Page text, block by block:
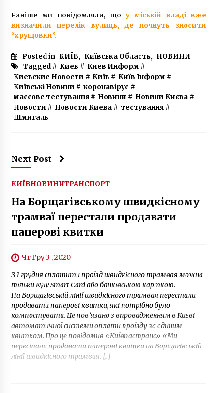
Раніше ми повідомляли, що у міській владі вже
визначили перелік вулиць, де почнуть зносити
“хрущовки”.
Posted in КИЇВ, Київська Область, НОВИНИ
Tagged # Киев # Киев Информ #
Киевские Новости # Київ # Київ Інформ #
Київські Новини # коронавірус #
массове тестування# Новини # Новини Києва#
Новости # Новости Киева# тестування#
Шмигаль
Next Post
КИЇВНОВИНИТРАНСПОРТ
На Борщагівському швидкісному
трамваї перестали продавати
паперові квитки
Чт Гру 3 , 2020
З 1 грудня сплатити проїзд швидкісного трамвая можна
тільки Kyiv Smart Card або банківською карткою.
На Борщагівській лінії швидкісного трамвая перестали
продавати паперові квитки, які потрібно було
компостувати. Це пов’язано з впровадженням в Києві
автоматичної системи оплати проїзду за єдиним
квитком. Про це повідомив «Київпастранс» «Ми
перестали продавати паперові квитки на Борщагівській
лінії швидкісного трамвая. […]